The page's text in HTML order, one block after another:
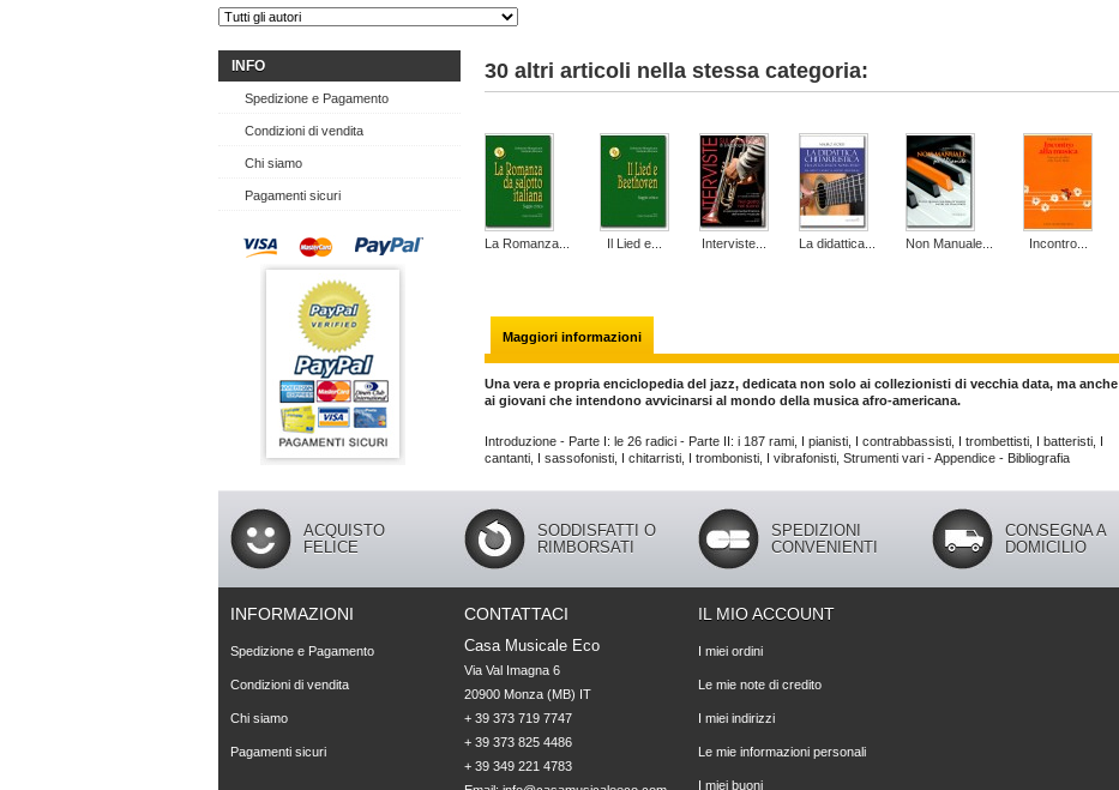
INFO
Spedizione e Pagamento
Condizioni di vendita
Chi siamo
Pagamenti sicuri
30 altri articoli nella stessa categoria:
La Romanza... Il Lied e... Interviste... La didattica... Non Manuale... Incontro...
Maggiori informazioni
Una vera e propria enciclopedia del jazz, dedicata non solo ai collezionisti di vecchia data, ma anche
ai giovani che intendono avvicinarsi al mondo della musica afro-americana.
Introduzione - Parte I: le 26 radici - Parte II: i 187 rami, I pianisti, I contrabbassisti, I trombettisti, I batteristi, I
cantanti, I sassofonisti, I chitarristi, I trombonisti, I vibrafonisti, Strumenti vari - Appendice - Bibliografia
ACQUISTO
FELICE
SODDISFATTI O
RIMBORSATI
SPEDIZIONI
CONVENIENTI
CONSEGNA A
DOMICILIO
INFORMAZIONI
Spedizione e Pagamento
Condizioni di vendita
Chi siamo
Pagamenti sicuri
CONTATTACI
Casa Musicale Eco
Via Val Imagna 6
20900 Monza (MB) IT
+ 39 373 719 7747
+ 39 373 825 4486
+ 39 349 221 4783
IL MIO ACCOUNT
I miei ordini
Le mie note di credito
I miei indirizzi
Le mie informazioni personali
I miei buoni